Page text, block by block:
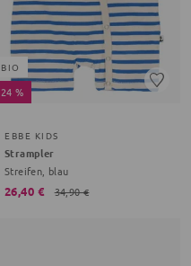
BIO
24 %
EBBE KIDS
Strampler
Streifen, blau
26,40 € 34,90 €